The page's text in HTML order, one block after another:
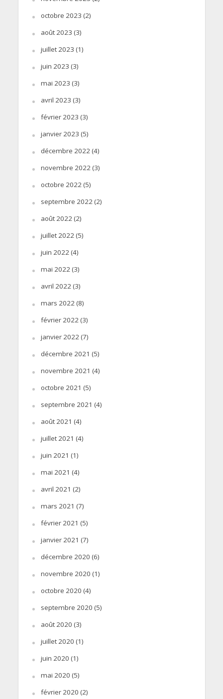
octobre 2023 (2)
août 2023 (3)
juillet 2023 (1)
juin 2023 (3)
mai 2023 (3)
avril 2023 (3)
février 2023 (3)
janvier 2023 (5)
décembre 2022(4)
novembre 2022(3)
octobre 2022(5)
septembre 2022(2)
août 2022(2)
juillet 2022(5)
juin 2022(4)
mai 2022(3)
avril 2022(3)
mars 2022(8)
février 2022(3)
janvier 2022(7)
décembre 2021 (5)
novembre 2021 (4)
octobre 2021 (5)
septembre 2021 (4)
août 2021 (4)
juillet 2021 (4)
juin 2021 (1)
mai 2021 (4)
avril 2021 (2)
mars 2021 (7)
février 2021 (5)
janvier 2021 (7)
décembre 2020 (6)
novembre 2020 (1)
octobre 2020 (4)
septembre 2020 (5)
août 2020 (3)
juillet 2020 (1)
juin 2020 (1)
mai 2020 (5)
février 2020 (2)